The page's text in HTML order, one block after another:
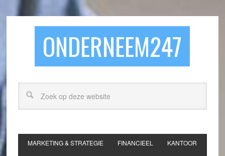
ONDERNEEM247
MARKETING & STRATEGIE FINANCIEEL KANTOOR